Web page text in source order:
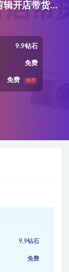
开店带货全
9.9钻石
免费
免费 推荐
9.9钻石
免费